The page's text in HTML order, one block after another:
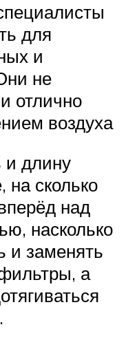
для
и
не
отлично
воздуха
и длину
на сколько
над
насколько
и заменять
а